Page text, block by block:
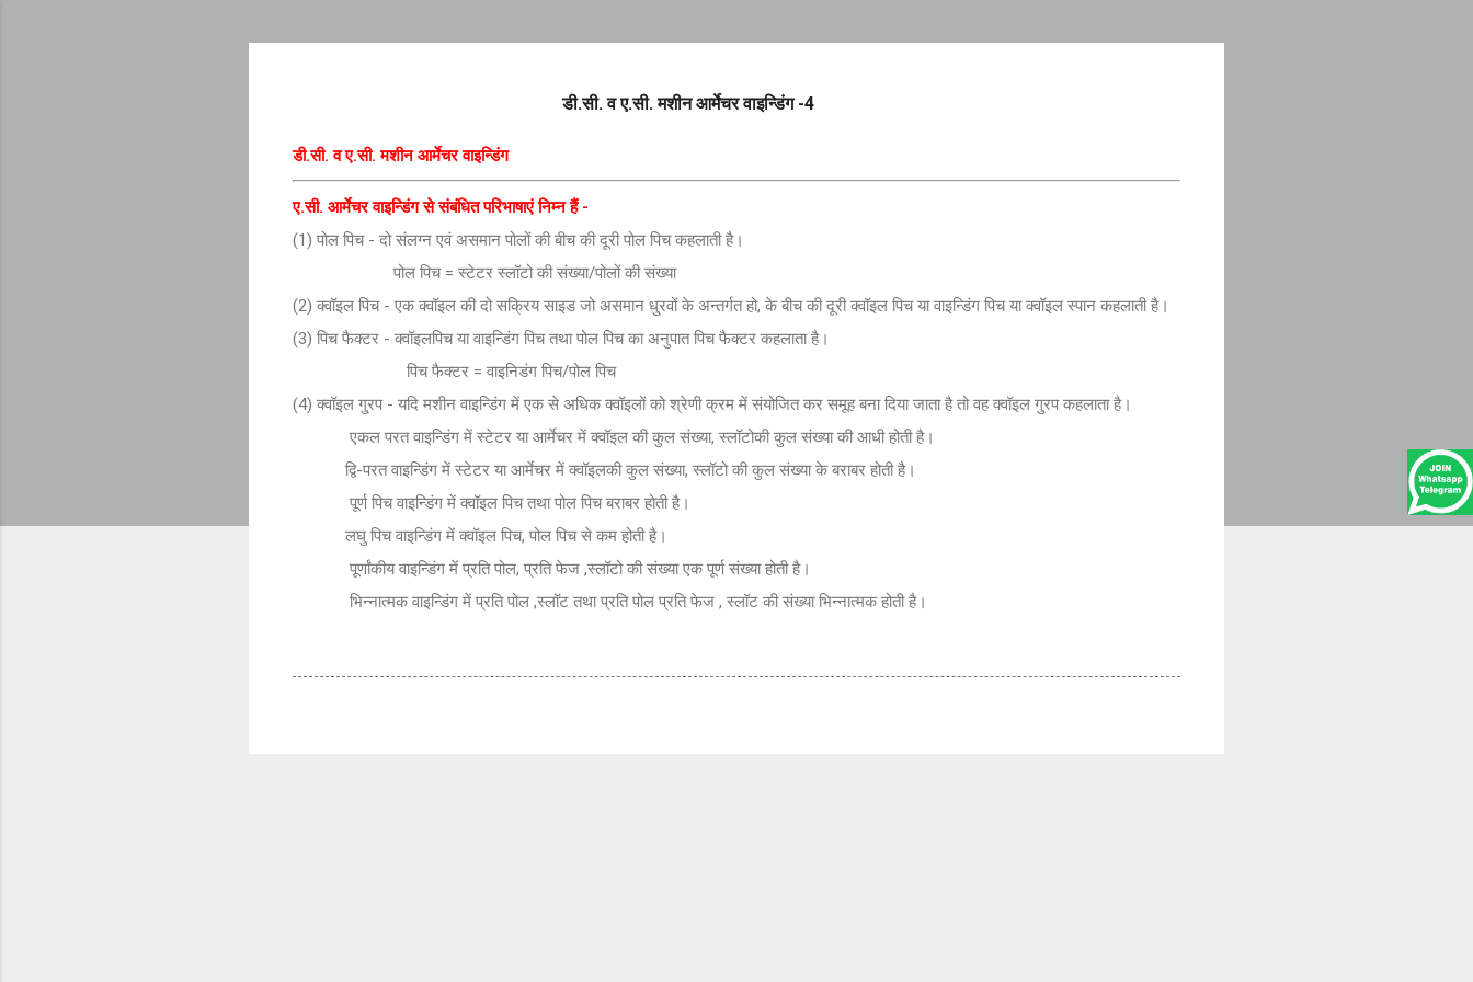
डी.सी. व ए.सी. मशीन आर्मेचर वाइन्डिंग -4
डी.सी. व ए.सी. मशीन आर्मेचर वाइन्डिंग
ए.सी. आर्मेचर वाइन्डिंग से संबंधित परिभाषाएं निम्न हैं -
(1) पोल पिच - दो संलग्न एवं असमान पोलों की बीच की दूरी पोल पिच कहलाती है।
पोल पिच = स्टेटर स्लॉटो की संख्या/पोलों की संख्या
(2) क्वॉइल पिच - एक क्वॉइल की दो सक्रिय साइड जो असमान धु्रवों के अन्तर्गत हो, के बीच की दूरी क्वॉइल पिच या वाइन्डिंग पिच या क्वॉइल स्पान कहलाती है।
(3) पिच फैक्टर - क्वॉइलपिच या वाइन्डिंग पिच तथा पोल पिच का अनुपात पिच फैक्टर कहलाता है।
पिच फैक्टर = वाइनिडंग पिच/पोल पिच
(4) क्वॉइल गु्रप - यदि मशीन वाइन्डिंग में एक से अधिक क्वॉइलों को श्रेणी क्रम में संयोजित कर समूह बना दिया जाता है तो वह क्वॉइल गु्रप कहलाता है।
एकल परत वाइन्डिंग में स्टेटर या आर्मेचर में क्वॉइल की कुल संख्या, स्लॉटोकी कुल संख्या की आधी होती है।
द्वि-परत वाइन्डिंग में स्टेटर या आर्मेचर में क्वॉइलकी कुल संख्या, स्लॉटो की कुल संख्या के बराबर होती है।
पूर्ण पिच वाइन्डिंग में क्वॉइल पिच तथा पोल पिच बराबर होती है।
लघु पिच वाइन्डिंग में क्वॉइल पिच, पोल पिच से कम होती है।
पूर्णांकीय वाइन्डिंग में प्रति पोल, प्रति फेज ,स्लॉटो की संख्या एक पूर्ण संख्या होती है।
भिन्नात्मक वाइन्डिंग में प्रति पोल ,स्लॉट तथा प्रति पोल प्रति फेज , स्लॉट की संख्या भिन्नात्मक होती है।